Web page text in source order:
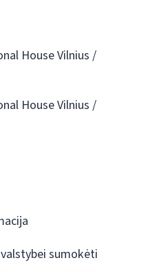
House Vilnius /
House Vilnius /
sumokėti